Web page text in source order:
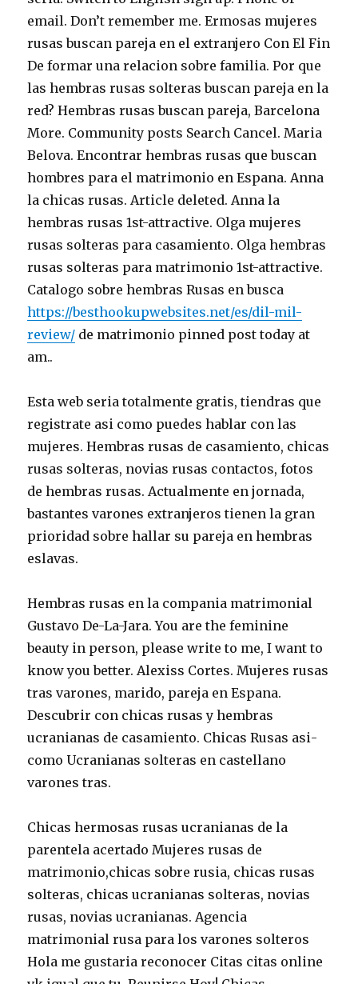
email. Don’t remember me. Ermosas mujeres
rusas buscan pareja en el extranjero Con El Fin
De formar una relacion sobre familia. Por que
las hembras rusas solteras buscan pareja en la
red? Hembras rusas buscan pareja, Barcelona
More. Community posts Search Cancel. Maria
Belova. Encontrar hembras rusas que buscan
hombres para el matrimonio en Espana. Anna
la chicas rusas. Article deleted. Anna la
hembras rusas 1st-attractive. Olga mujeres
rusas solteras para casamiento. Olga hembras
rusas solteras para matrimonio 1st-attractive.
Catalogo sobre hembras Rusas en busca
https://besthookupwebsites.net/es/dil-mil-
review/ de matrimonio pinned post today at
am..
Esta web seri­a totalmente gratis, tiendras que
registrate asi­ como puedes hablar con las
mujeres. Hembras rusas de casamiento, chicas
rusas solteras, novias rusas contactos, fotos
de hembras rusas. Actualmente en jornada,
bastantes varones extranjeros tienen la gran
prioridad sobre hallar su pareja en hembras
eslavas.
Hembras rusas en la compania matrimonial
Gustavo De-La-Jara. You are the feminine
beauty in person, please write to me, I want to
know you better. Alexiss Cortes. Mujeres rusas
tras varones, marido, pareja en Espana.
Descubrir con chicas rusas y hembras
ucranianas de casamiento. Chicas Rusas asi­
como Ucranianas solteras en castellano
varones tras.
Chicas hermosas rusas ucranianas de la
parentela acertado Mujeres rusas de
matrimonio,chicas sobre rusia, chicas rusas
solteras, chicas ucranianas solteras, novias
rusas, novias ucranianas. Agencia
matrimonial rusa para los varones solteros
Hola me gustaria reconocer Citas citas online